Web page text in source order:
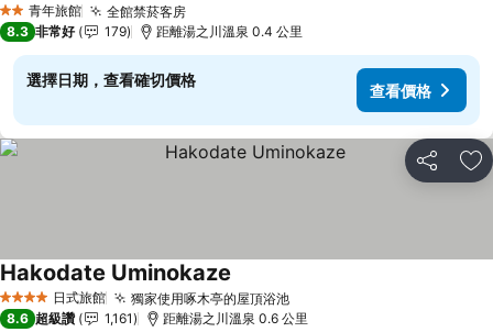
2 星級青年旅館 全館禁菸客房
8.3 非常好 179 距離湯之川溫泉 0.4 公里
選擇日期，查看確切價格
查看價格
分享 加
4 星級 日式旅館 獨家使用啄木亭的屋頂浴池
Hakodate Uminokaze
8.6 超級讚 1,161 距離湯之川溫泉 0.6 公里